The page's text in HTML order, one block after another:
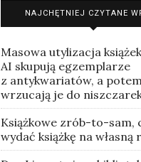
NAJCHĘTNIEJ CZYTANE
Masowa utylizacja
AI skupują egzemplarze
z antykwariatów, a potem
wrzucają je do
Książkowe zrób-to-sam,
wydać książkę na własną